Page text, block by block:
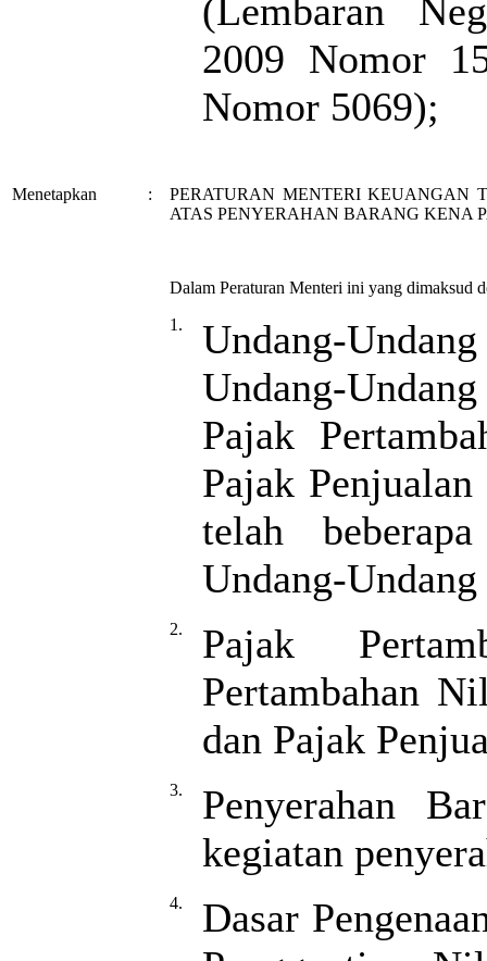
(Lembaran
2009 Nomor
Nomor 5069);
Menetapkan :
PERATURAN MENTERI KEUANGAN
ATAS PENYERAHAN BARANG KENA
Dalam Peraturan Menteri ini yang dimaksud
1.
Undang-
Undang-
Pajak
Pajak
telah
Undang-
2.
Pajak
Pertambahan
dan Pajak
3.
Penyerahan
kegiatan
4.
Dasar